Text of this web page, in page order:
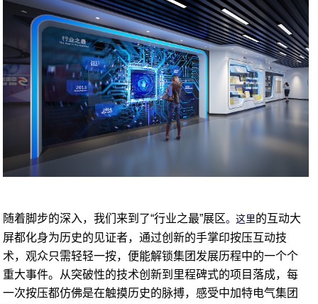
随着脚步的深入，我们来到了“行业之最”展区。这里的互动大
屏都化身为历史的见证者，通过创新的手掌印按压互动技
术，观众只需轻轻一按，便能解锁集团发展历程中的一个个
重大事件。从突破性的技术创新到里程碑式的项目落成，每
一次按压都仿佛是在触摸历史的脉搏，感受中加特电气集团